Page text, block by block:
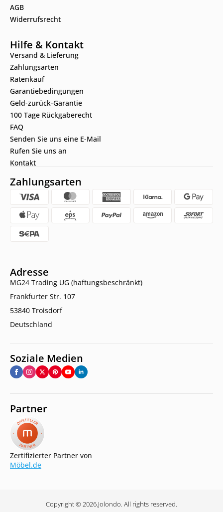
AGB
Widerrufsrecht
Hilfe & Kontakt
Versand & Lieferung
Zahlungsarten
Ratenkauf
Garantiebedingungen
Geld-zurück-Garantie
100 Tage Rückgaberecht
FAQ
Senden Sie uns eine E-Mail
Rufen Sie uns an
Kontakt
Zahlungsarten
Adresse
MG24 Trading UG (haftungsbeschränkt)
Frankfurter Str. 107
53840 Troisdorf
Deutschland
Soziale Medien
Partner
Zertifizierter Partner von
Möbel.de
Copyright © 2026.Jolondo. All rights reserved.